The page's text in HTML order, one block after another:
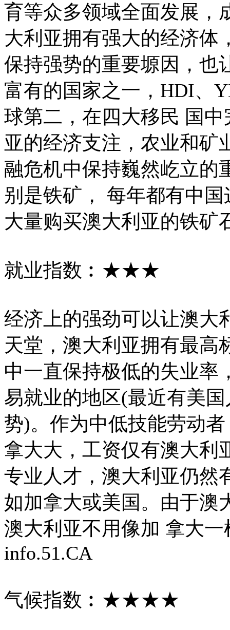
育等众多领域全面发展，
大利亚拥有强大的经济体
保持强势的重要塬因，也
富有的国家之一，HDI、
球第二，在四大移民 国
亚的经济支注，农业和矿
融危机中保持巍然屹立的
别是铁矿， 每年都有中
大量购买澳大利亚的铁矿
就业指数︰★★★
经济上的强劲可以让澳大
天堂，澳大利亚拥有最高
中一直保持极低的失业率
易就业的地区(最近有美
势)。作为中低技能劳动
拿大大，工资仅有澳大利
专业人才，澳大利亚仍然
如加拿大或美国。由于澳
澳大利亚不用像加 拿大
info.51.CA
气候指数︰★★★★